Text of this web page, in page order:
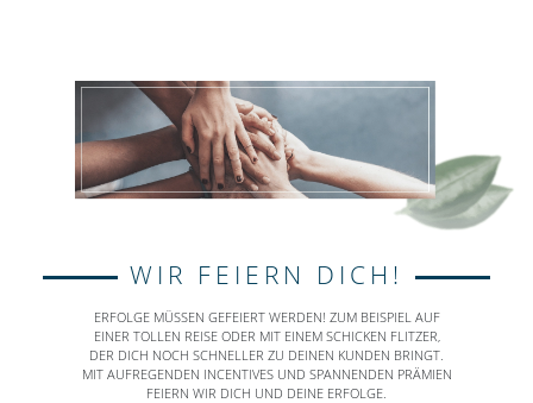
WIR FEIERN DICH!
ERFOLGE MÜSSEN GEFEIERT WERDEN! ZUM BEISPIEL AUF
EINER TOLLEN REISE ODER MIT EINEM SCHICKEN FLITZER,
DER DICH NOCH SCHNELLER ZU DEINEN KUNDEN BRINGT.
MIT AUFREGENDEN INCENTIVES UND SPANNENDEN PRÄMIEN
FEIERN WIR DICH UND DEINE ERFOLGE.